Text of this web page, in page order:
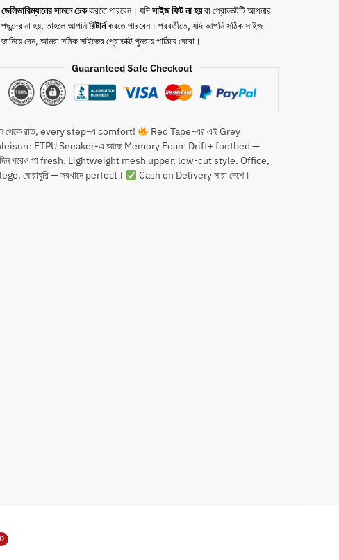
ডেলিভারিম্যানের সামনেচেককরতে পারবেন। যদিসাইজ ফিট না হয়বা প্রোডাক্টটি আপনার
পছন্দের না হয়, তাহলে আপনিরিটার্নকরতে পারবেন। পরবর্তীতে, যদি আপনি সঠিক সাইজ
জানিয়ে দেন, আমরা সঠিক সাইজের প্রোডাক্ট পুনরায় পাঠিয়ে দেবো।
Guaranteed Safe Checkout
থেকে রাত, every step-এ comfort!
Red Tape-এর এই Grey
ETPU Sneaker-এ আছে Memory Foam Drift+ footbed —
পরেও পা fresh. Lightweight mesh upper, low-cut style. Office,
ঘোরাঘুরি — সবখানে perfect।
Cash on Delivery সারা দেশে।
0